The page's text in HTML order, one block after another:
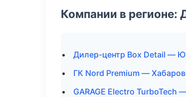
Компании в регионе:
Дилер-центр Box Detail —
ГК Nord Premium —
GARAGE Electro TurboTech